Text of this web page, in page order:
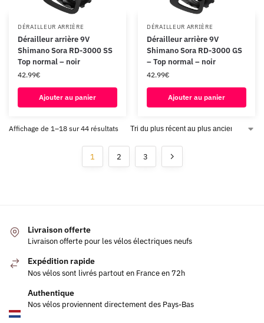
DÉRAILLEUR ARRIÈRE
Dérailleur arrière 9V
Shimano Sora RD-3000 SS
Top normal – noir
42.99€
Ajouter au panier
DÉRAILLEUR ARRIÈRE
Dérailleur arrière 9V
Shimano Sora RD-3000 GS
– Top normal – noir
42.99€
Ajouter au panier
Affichage de 1–18 sur 44 résultats
1 2 3
Livraison offerte
Livraison offerte pour les vélos électriques neufs
Expédition rapide
Nos vélos sont livrés partout en France en 72h
Authentique
Nos vélos proviennent directement des Pays-Bas